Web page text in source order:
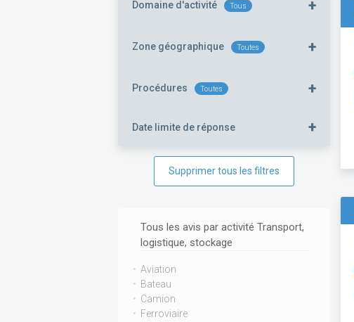
Domaine d'activité Tous +
Zone géographique Toutes +
Procédures Toutes +
Date limite de réponse +
Supprimer tous les filtres
Tous les avis par activité Transport,
logistique, stockage
Aviation
Bateau
Camion
Ferroviaire